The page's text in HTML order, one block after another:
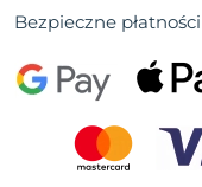
Bezpieczne